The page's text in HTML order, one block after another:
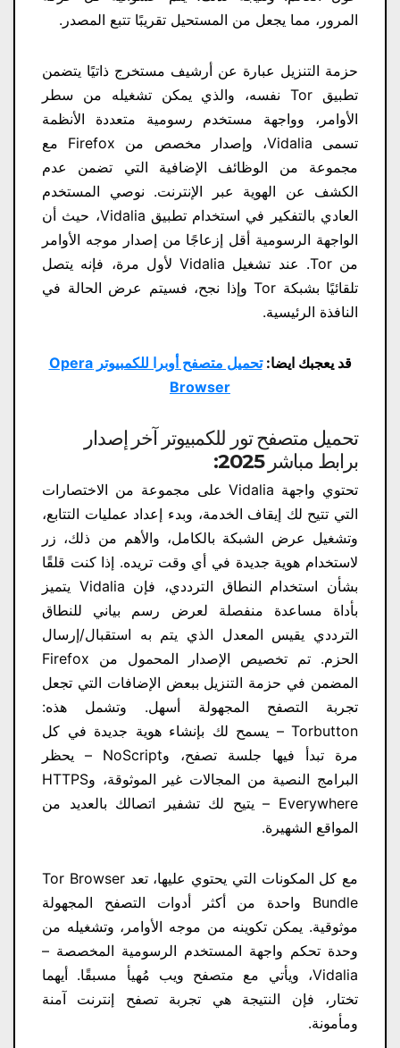
المرور، مما يجعل من المستحيل تقريبًا تتبع المصدر.
حزمة التنزيل عبارة عن أرشيف مستخرج ذاتيًا يتضمن
تطبيق Tor نفسه، والذي يمكن تشغيله من سطر
الأوامر، وواجهة مستخدم رسومية متعددة الأنظمة
تسمى Vidalia، وإصدار مخصص من Firefox مع
مجموعة من الوظائف الإضافية التي تضمن عدم
الكشف عن الهوية عبر الإنترنت. نوصي المستخدم
العادي بالتفكير في استخدام تطبيق Vidalia، حيث أن
الواجهة الرسومية أقل إزعاجًا من إصدار موجه الأوامر
من Tor. عند تشغيل Vidalia لأول مرة، فإنه يتصل
تلقائيًا بشبكة Tor وإذا نجح، فسيتم عرض الحالة في
النافذة الرئيسية.
قد يعجبك ايضا:
تحميل متصفح أوبرا للكمبيوتر Opera
Browser
تحميل متصفح تور للكمبيوتر آخر إصدار
برابط مباشر 2025:
تحتوي واجهة Vidalia على مجموعة من الاختصارات
التي تتيح لك إيقاف الخدمة، وبدء إعداد عمليات التتابع،
وتشغيل عرض الشبكة بالكامل، والأهم من ذلك، زر
لاستخدام هوية جديدة في أي وقت تريده. إذا كنت قلقًا
بشأن استخدام النطاق الترددي، فإن Vidalia يتميز
بأداة مساعدة منفصلة لعرض رسم بياني للنطاق
الترددي يقيس المعدل الذي يتم به استقبال/إرسال
الحزم. تم تخصيص الإصدار المحمول من Firefox
المضمن في حزمة التنزيل ببعض الإضافات التي تجعل
تجربة التصفح المجهولة أسهل. وتشمل هذه:
Torbutton – يسمح لك بإنشاء هوية جديدة في كل
مرة تبدأ فيها جلسة تصفح، وNoScript – يحظر
البرامج النصية من المجالات غير الموثوقة، وHTTPS
Everywhere – يتيح لك تشفير اتصالك بالعديد من
المواقع الشهيرة.
مع كل المكونات التي يحتوي عليها، تعد Tor Browser
Bundle واحدة من أكثر أدوات التصفح المجهولة
موثوقية. يمكن تكوينه من موجه الأوامر، وتشغيله من
وحدة تحكم واجهة المستخدم الرسومية المخصصة –
Vidalia، ويأتي مع متصفح ويب مُهيأ مسبقًا. أيهما
تختار، فإن النتيجة هي تجربة تصفح إنترنت آمنة
ومأمونة.